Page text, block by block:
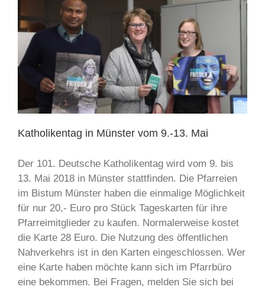
Katholikentag in Münster vom 9.-13. Mai
Der 101. Deutsche Katholikentag wird vom 9. bis
13. Mai 2018 in Münster stattfinden. Die Pfarreien
im Bistum Münster haben die einmalige Möglichkeit
für nur 20,- Euro pro Stück Tageskarten für ihre
Pfarreimitglieder zu kaufen. Normalerweise kostet
die Karte 28 Euro. Die Nutzung des öffentlichen
Nahverkehrs ist in den Karten eingeschlossen. Wer
eine Karte haben möchte kann sich im Pfarrbüro
eine bekommen. Bei Fragen, melden Sie sich bei